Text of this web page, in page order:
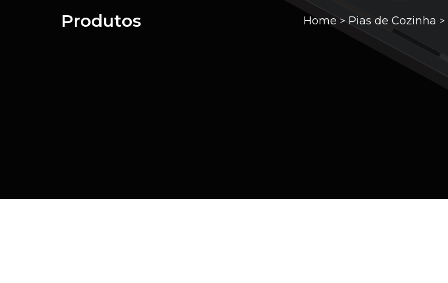
Produtos Home > Pias de Cozinha >